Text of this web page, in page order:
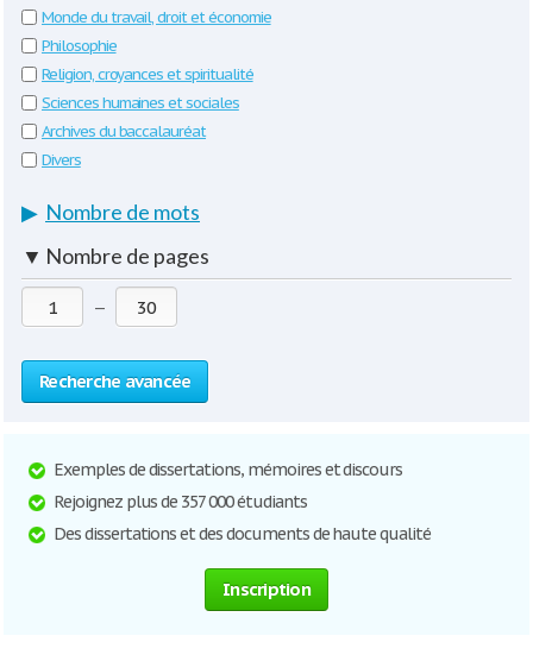
Monde du travail, droit et économie
Philosophie
Religion, croyances et spiritualité
Sciences humaines et sociales
Archives du baccalauréat
Divers
▶ Nombre de mots
▼ Nombre de pages
—
Recherche avancée
Exemples de dissertations, mémoires et discours
Rejoignez plus de 357 000 étudiants
Des dissertations et des documents de haute qualité
Inscription